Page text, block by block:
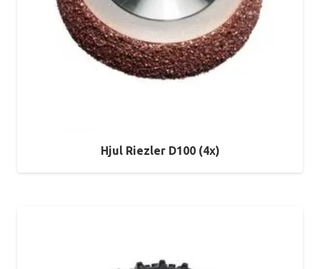
Hjul Riezler D100 (4x)